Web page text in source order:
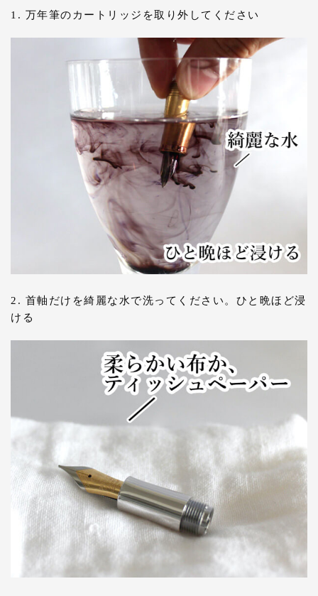
1. 万年筆のカートリッジを取り外してください
2. 首軸だけを綺麗な水で洗ってください。ひと晩ほど浸
ける